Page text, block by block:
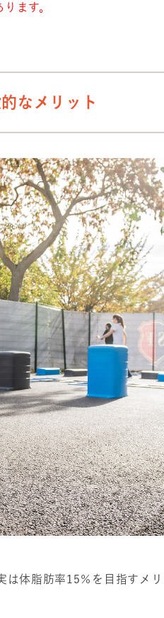
ます。
なメリット
体脂肪率15％を目指すメ